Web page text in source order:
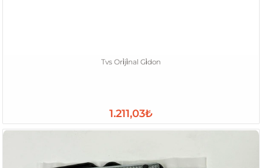
Tvs Ori̇ji̇nal Gi̇don
1.211,03₺